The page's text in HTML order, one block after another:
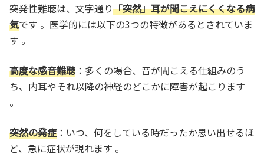
突発性難聴は、文字通り「突然」耳が聞こえにくくなる病
気です 。医学的には以下の3つの特徴があるとされていま
す 。
高度な感音難聴 ：多くの場合、音が聞こえる仕組みのう
ち、内耳やそれ以降の神経のどこかに障害が起こります
。
突然の発症 ：いつ、何をしている時だったか思い出せるほ
ど、急に症状が現れます 。